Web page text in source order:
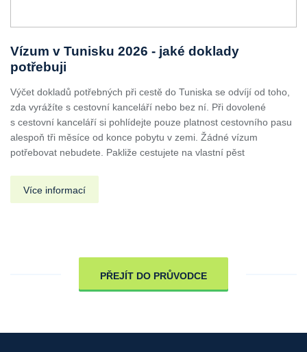
Vízum v Tunisku 2026 - jaké doklady
potřebuji
Výčet dokladů potřebných při cestě do Tuniska se odvíjí od toho,
zda vyrážíte s cestovní kanceláří nebo bez ní. Při dovolené
s cestovní kanceláří si pohlídejte pouze platnost cestovního pasu
alespoň tři měsíce od konce pobytu v zemi. Žádné vízum
potřebovat nebudete. Pakliže cestujete na vlastní pěst
Více informací
PŘEJÍT DO PRŮVODCE